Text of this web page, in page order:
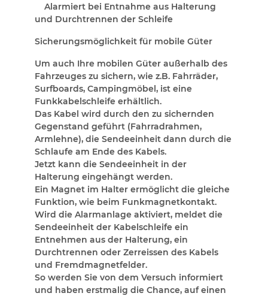
Alarmiert bei Entnahme aus Halterung
und Durchtrennen der Schleife
Sicherungsmöglichkeit für mobile Güter
Um auch Ihre mobilen Güter außerhalb des
Fahrzeuges zu sichern, wie z.B. Fahrräder,
Surfboards, Campingmöbel, ist eine
Funkkabelschleife erhältlich.
Das Kabel wird durch den zu sichernden
Gegenstand geführt (Fahrradrahmen,
Armlehne), die Sendeeinheit dann durch die
Schlaufe am Ende des Kabels.
Jetzt kann die Sendeeinheit in der
Halterung eingehängt werden.
Ein Magnet im Halter ermöglicht die gleiche
Funktion, wie beim Funkmagnetkontakt.
Wird die Alarmanlage aktiviert, meldet die
Sendeeinheit der Kabelschleife ein
Entnehmen aus der Halterung, ein
Durchtrennen oder Zerreissen des Kabels
und Fremdmagnetfelder.
So werden Sie von dem Versuch informiert
und haben erstmalig die Chance, auf einen